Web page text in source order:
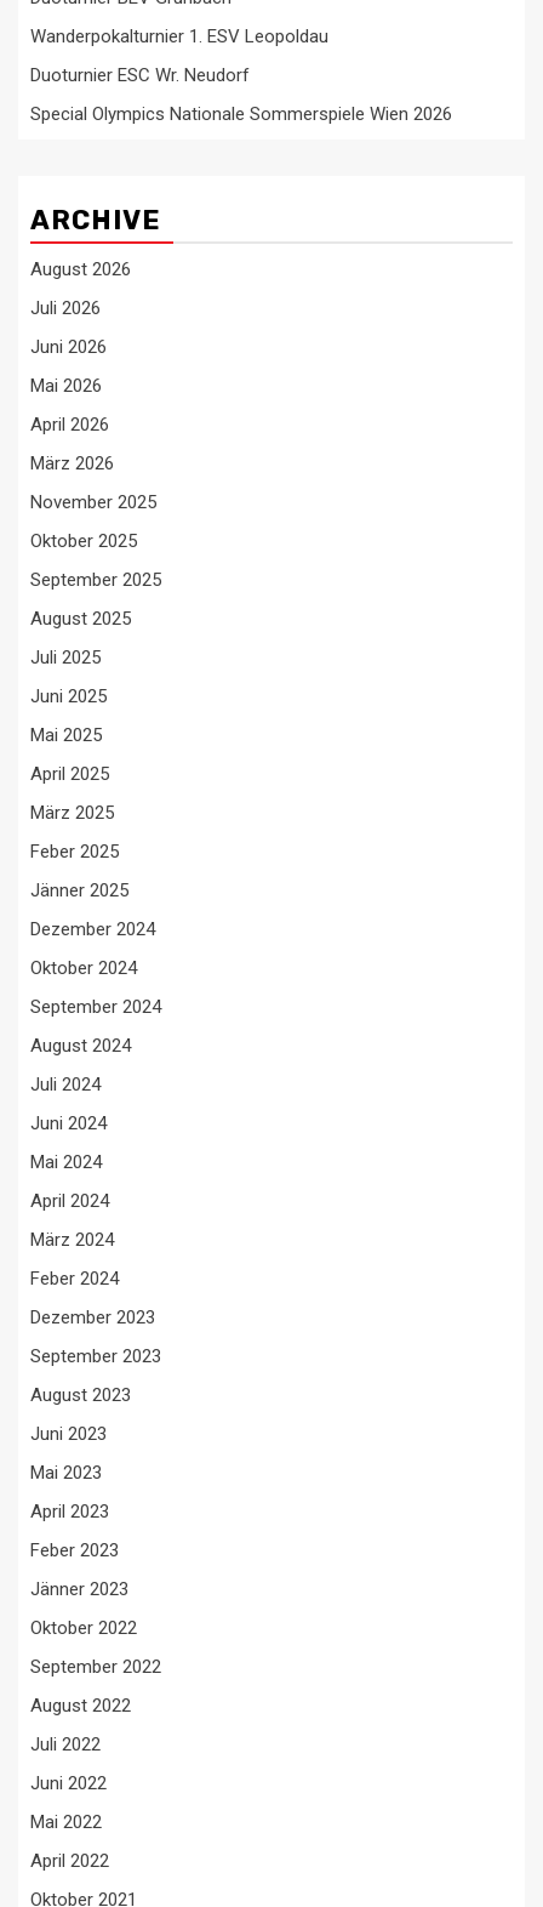
Wanderpokalturnier 1. ESV Leopoldau
Duoturnier ESC Wr. Neudorf
Special Olympics Nationale Sommerspiele Wien 2026
ARCHIVE
August 2026
Juli 2026
Juni 2026
Mai 2026
April 2026
März 2026
November 2025
Oktober 2025
September 2025
August 2025
Juli 2025
Juni 2025
Mai 2025
April 2025
März 2025
Feber 2025
Jänner 2025
Dezember 2024
Oktober 2024
September 2024
August 2024
Juli 2024
Juni 2024
Mai 2024
April 2024
März 2024
Feber 2024
Dezember 2023
September 2023
August 2023
Juni 2023
Mai 2023
April 2023
Feber 2023
Jänner 2023
Oktober 2022
September 2022
August 2022
Juli 2022
Juni 2022
Mai 2022
April 2022
Oktober 2021